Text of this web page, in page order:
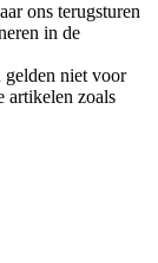
ons terugsturen
in de
gelden niet voor
artikelen zoals